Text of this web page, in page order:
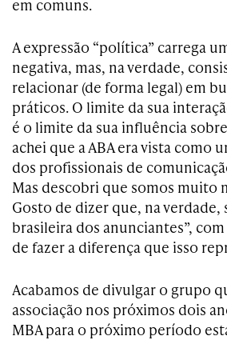
em comuns.
A expressão “política” carrega
negativa, mas, na verdade,
relacionar (de forma legal) em
práticos. O limite da sua
é o limite da sua influência
achei que a ABA era vista como
dos profissionais de
Mas descobri que somos muito
Gosto de dizer que, na verdade,
brasileira dos anunciantes”,
de fazer a diferença que isso
Acabamos de divulgar o grupo
associação nos próximos dois
MBA para o próximo período